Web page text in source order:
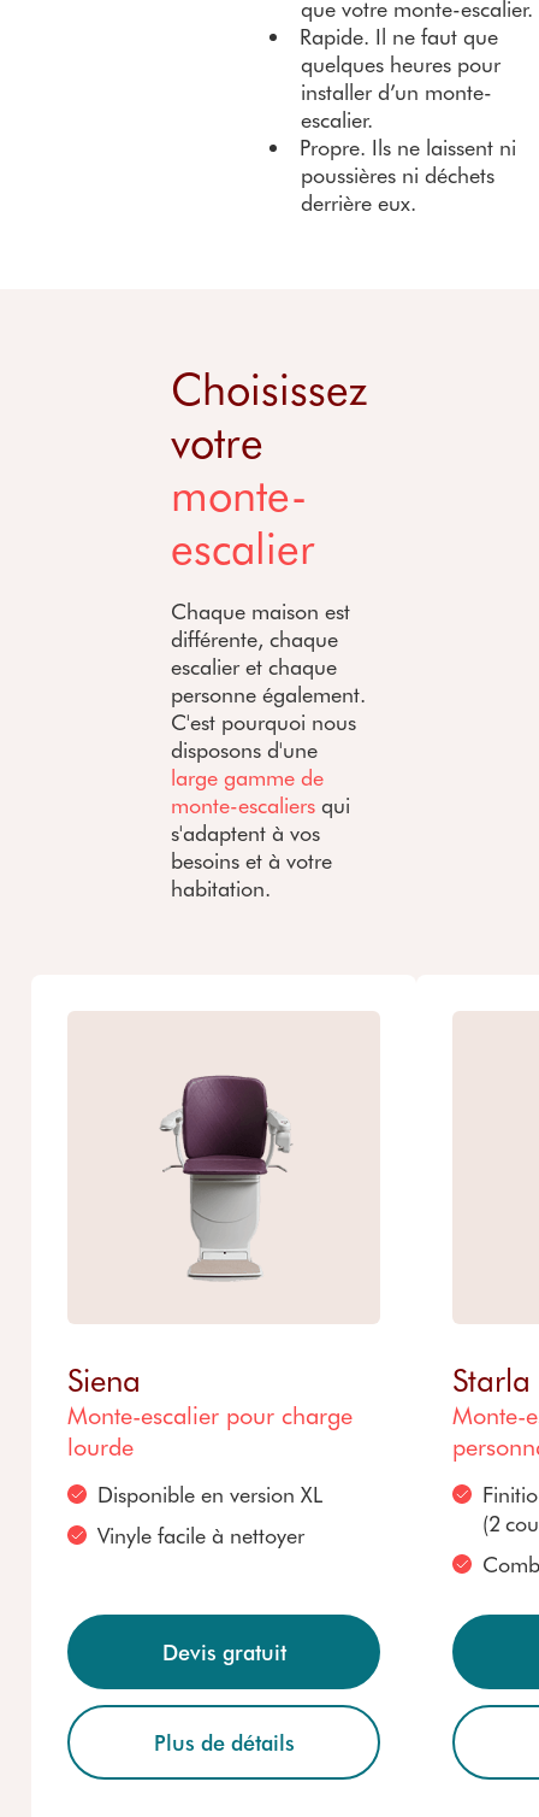
que votre monte-escalier.
Rapide. Il ne faut que
quelques heures pour
installer d’un monte-
escalier.
Propre. Ils ne laissent ni
poussières ni déchets
derrière eux.
Choisissez
votre
monte-
escalier
Chaque maison est
différente, chaque
escalier et chaque
personne également.
C'est pourquoi nous
disposons d'une
large gamme de
monte-escaliers qui
s'adaptent à vos
besoins et à votre
habitation.
Siena
Monte-escalier pour charge
lourde
Disponible en version XL
Vinyle facile à nettoyer
Devis gratuit
Plus de détails
Starla
Monte-
(2